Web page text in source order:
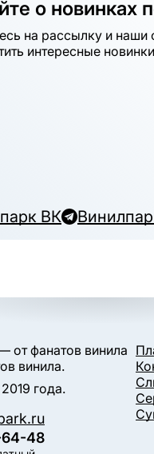
о новинках
на рассылку и наши
интересные
ВК
от фанатов винила
винила.
года.
64-48